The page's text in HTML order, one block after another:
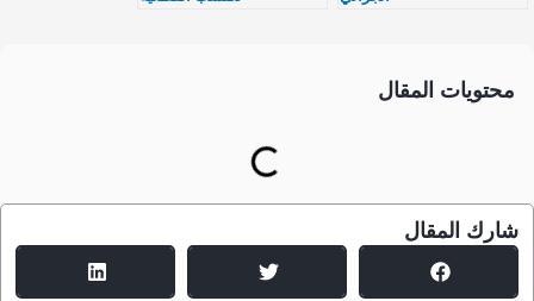
محتويات المقال
شارك المقال